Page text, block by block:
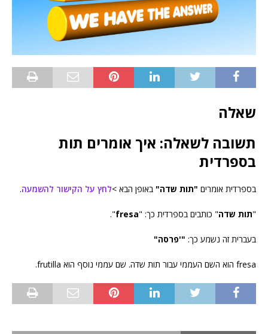
שאלה
תשובה לשאלה: איך אומרים תות
בספרדית
בספרדית אומרים "תות שדה" באופן הבא >לחץ על הקישור להשמעה.
"תות שדה" כותבים בספרדית כך: "fresa
".
בעברית זה נשמע כך: "'פרסה"
fresa הוא השם העממי עבור תות שדה. שם עממי נוסף הוא frutilla.